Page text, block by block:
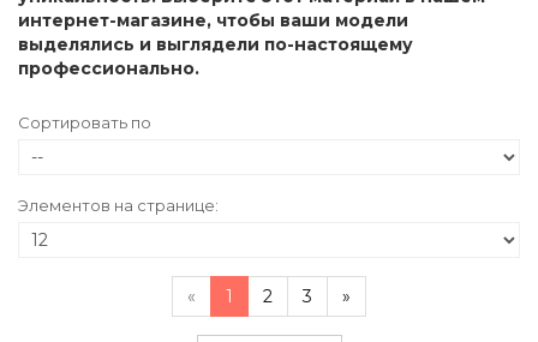
интернет-магазине, чтобы ваши модели
выделялись и выглядели по-настоящему
профессионально.
Сортировать по
Элементов на странице:
« 1 2 3 »